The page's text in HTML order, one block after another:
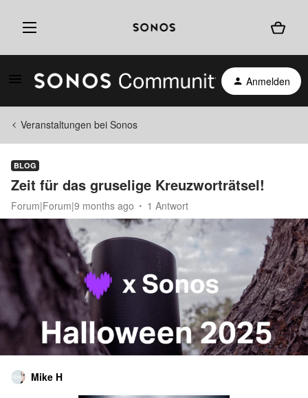
Anmelden
Veranstaltungen bei Sonos
BLOG
Zeit für das gruselige Kreuzworträtsel!
Forum|Forum|9 months ago 1 Antwort
Mike H